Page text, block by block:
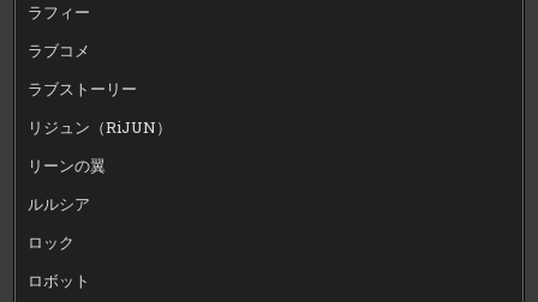
ラフィー
ラブコメ
ラブストーリー
リジュン（RiJUN）
リーンの翼
ルルシア
ロック
ロボット